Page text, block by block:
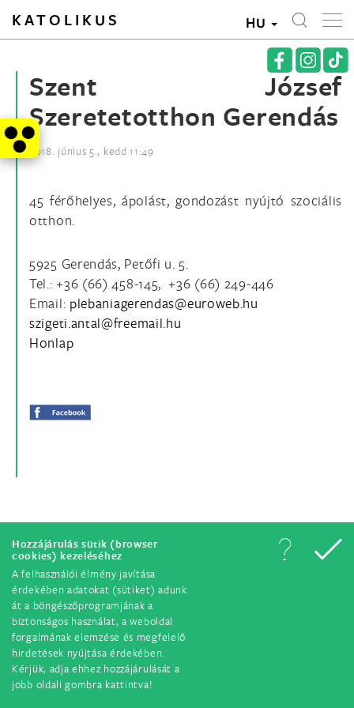
Hozzájárulás sütik (browser
cookies) kezeléséhez
A felhasználói élmény javítása
érdekében adatokat (sütiket) adunk
át a böngészőprogramjának a
biztonságos használat, a weboldal
forgalmának elemzése és megfelelő
hirdetések nyújtása érdekében.
Kérjük, adja ehhez hozzájárulását a
jobb oldali gombra kattintva!
KATOLIKUS HU
Szent József
Szeretetotthon Gerendás
2018. június 5., kedd 11:49
45 férőhelyes, ápolást, gondozást nyújtó szociális
otthon.
5925 Gerendás, Petőfi u. 5.
Tel.: +36 (66) 458-145, +36 (66) 249-446
Email:
Honlap
© Minden jog fenntartva. 2018.